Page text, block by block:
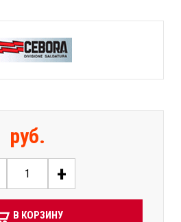
руб.
+
В КОРЗИНУ